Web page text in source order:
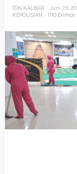
IDN KALBAR
Juni 29,
KEPOLISIAN
1110 Dilihat